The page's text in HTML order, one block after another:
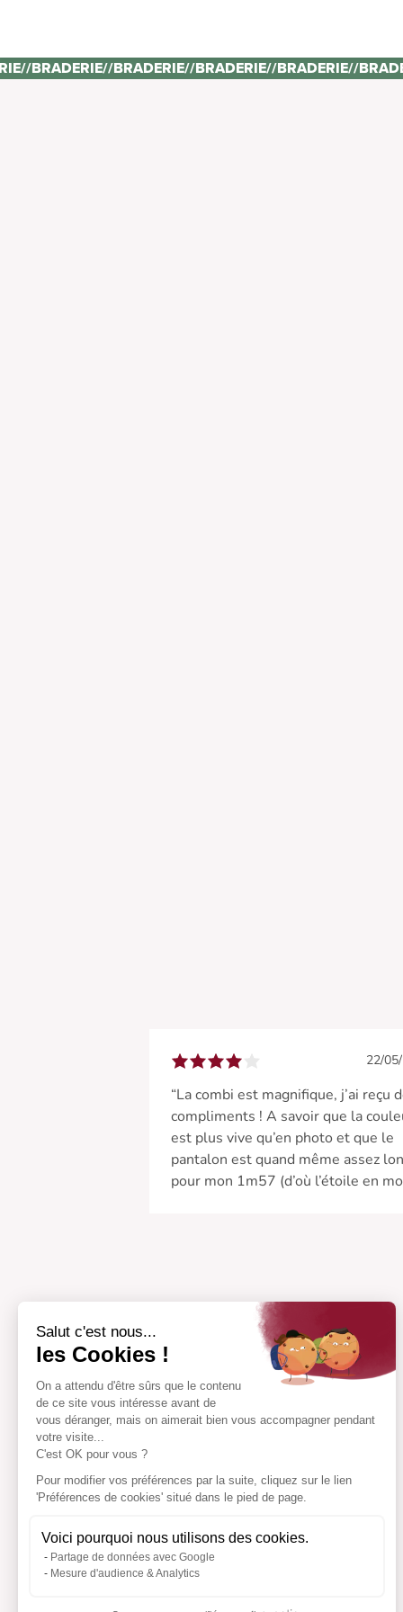
Salut c'est nous...
les Cookies !
On a attendu d'être sûrs que le contenu
de ce site vous intéresse avant de
vous déranger, mais on aimerait bien vous accompagner pendant
votre visite...
C'est OK pour vous ?
Pour modifier vos préférences par la suite, cliquez sur le lien
'Préférences de cookies' situé dans le pied de page.
Voici pourquoi nous utilisons des cookies.
Partage de données avec Google
Mesure d'audience & Analytics
//BRADERIE//BRADERIE//BRADERIE//BRADERIE//
22/
“La combi est magnifique, j’ai reçu
compliments ! A savoir que la
est plus vive qu’en photo et que le
pantalon est quand même assez
pour mon 1m57 (d’où l’étoile en